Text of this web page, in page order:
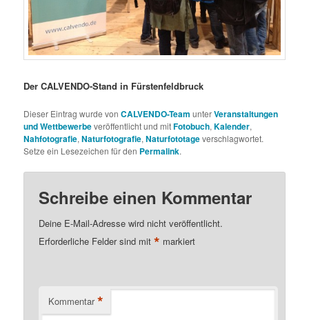
Der CALVENDO-Stand in Fürstenfeldbruck
Dieser Eintrag wurde vonCALVENDO-Team unterVeranstaltungen
und Wettbewerbeveröffentlicht und mitFotobuch,Kalender,
Nahfotografie,Naturfotografie,Naturfototageverschlagwortet.
Setze ein Lesezeichen für den Permalink.
Schreibe einen Kommentar
Deine E-Mail-Adresse wird nicht veröffentlicht.
Erforderliche Felder sind mit* markiert
Kommentar *